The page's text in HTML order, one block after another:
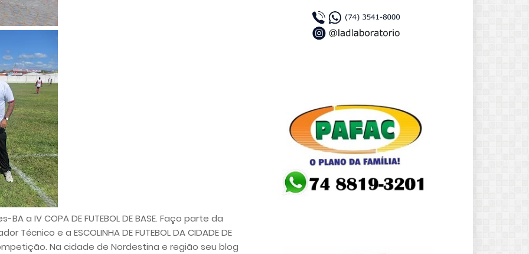
a IV COPA DE FUTEBOL DE BASE. Faço parte da
e a ESCOLINHA DE FUTEBOL DA CIDADE DE
Na cidade de Nordestina e região seu blog